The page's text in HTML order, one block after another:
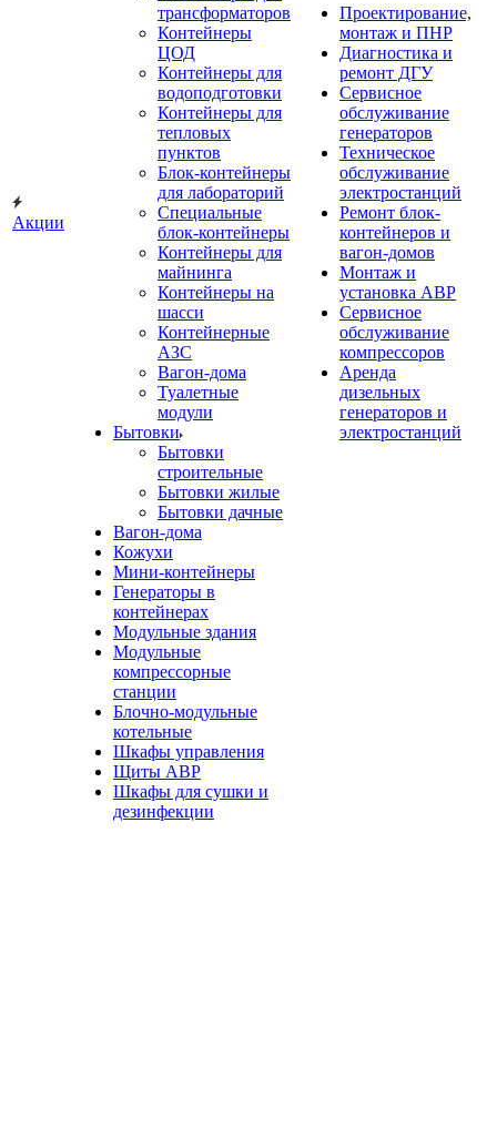
Акции
трансформаторов
Контейнеры
ЦОД
Контейнеры для
водоподготовки
Контейнеры для
тепловых
пунктов
Блок-контейнеры
для лабораторий
Специальные
блок-контейнеры
Контейнеры для
майнинга
Контейнеры на
шасси
Контейнерные
АЗС
Вагон-дома
Туалетные
модули
Бытовки
Бытовки
строительные
Бытовки жилые
Бытовки дачные
Вагон-дома
Кожухи
Мини-контейнеры
Генераторы в
контейнерах
Модульные здания
Модульные
компрессорные
станции
Блочно-модульные
котельные
Шкафы управления
Щиты АВР
Шкафы для сушки и
дезинфекции
Проектирование,
монтаж и ПНР
Диагностика и
ремонт ДГУ
Сервисное
обслуживание
генераторов
Техническое
обслуживание
электростанций
Ремонт блок-
контейнеров и
вагон-домов
Монтаж и
установка АВР
Сервисное
обслуживание
компрессоров
Аренда
дизельных
генераторов и
электростанций